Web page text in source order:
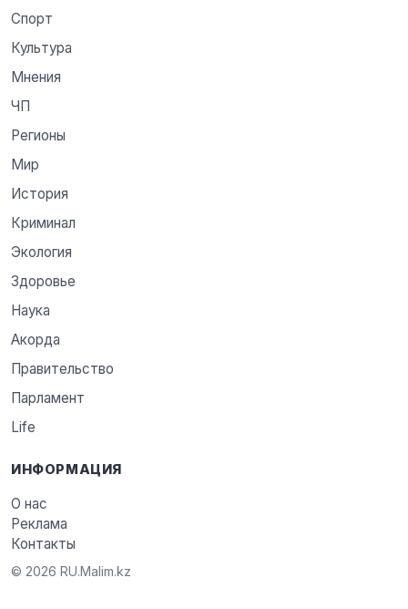
Спорт
Культура
Мнения
ЧП
Регионы
Мир
История
Криминал
Экология
Здоровье
Наука
Акорда
Правительство
Парламент
Life
ИНФОРМАЦИЯ
О нас
Реклама
Контакты
© 2026 RU.Malim.kz